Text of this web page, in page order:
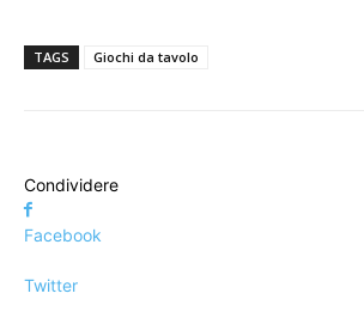
TAGS Giochi da tavolo
Condividere
Facebook
Twitter